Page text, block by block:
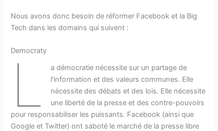
Nous avons donc besoin de réformer Facebook et la Big
Tech dans les domains qui suivent :
Democraty
L
a démocratie nécessite sur un partage de
l’information et des valeurs communes. Elle
nécessite des débats et des lois. Elle nécessite
une liberté de la presse et des contre-pouvoirs
pour responsabiliser les puissants. Facebook (ainsi que
Google et Twitter) ont saboté le marché de la presse libre